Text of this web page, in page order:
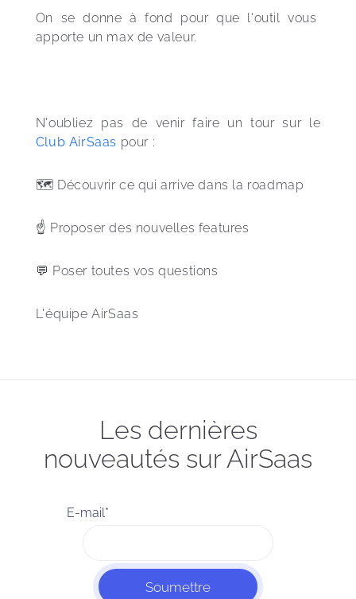
On se donne à fond pour que l'outil vous
apporte un max de valeur.
N'oubliez pas de venir faire un tour sur le
Club AirSaas pour :
🗺 Découvrir ce qui arrive dans la roadmap
☝️ Proposer des nouvelles features
💬 Poser toutes vos questions
L'équipe AirSaas
Les dernières
nouveautés sur AirSaas
E-mail*